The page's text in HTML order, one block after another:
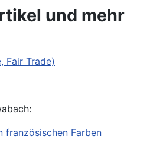
und mehr
Fair Trade)
französischen Farben